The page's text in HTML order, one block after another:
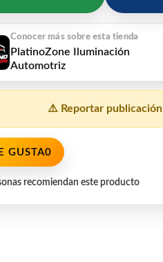
PlatinoZone Iluminación
Automotriz
⚠️ Reportar publicación
GUSTA0
recomiendan este producto